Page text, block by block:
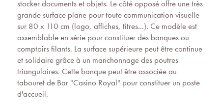
stocker documents et objets. Le côté opposé offre une très
grande surface plane pour toute communication visuelle
sur 80 x 110 cm (logo, affiches, titres...). Ce modèle est
assemblable en série pour constituer des banques ou
comptoirs filants. La surface supérieure peut être continue
et solidaire grâce à un manchonnage des poutres
triangulaires. Cette banque peut être associée au
tabouret de Bar "Casino Royal" pour constituer un poste
d'accueil.